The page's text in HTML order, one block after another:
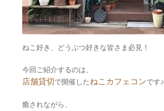
ねこ好き、どうぶつ好きな皆さま必見！
今回ご紹介するのは、
店舗貸切で開催したねこカフェコンです♪
癒されながら、